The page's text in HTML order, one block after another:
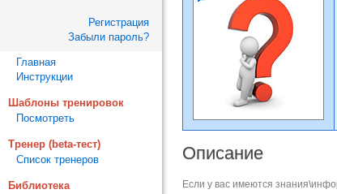
Описание
Если у вас имеются
Регистрация
Забыли пароль?
Главная
Инструкции
Шаблоны тренировок
Посмотреть
Тренер (beta-тест)
Список тренеров
Библиотека